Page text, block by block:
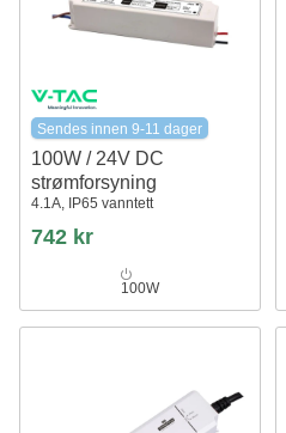
Sendes innen 9-11 dager
100W / 24V DC
strømforsyning
4.1A, IP65 vanntett
742 kr
100W